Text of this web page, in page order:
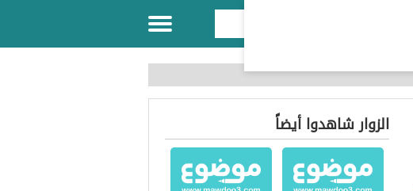
الزوار شاهدوا أيضاً